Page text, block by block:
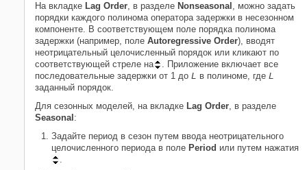
На вкладке Lag Order, в разделе Nonseasonal , можно задать
порядки каждого полинома оператора задержки в несезонном
компоненте. В соответствующем поле порядка полинома
задержки (например, поле Autoregressive Order), вводят
неотрицательный целочисленный порядок или кликают по
соответствующей стреле на
. Приложение включает все
последовательные задержки от 1 до L в полиноме, где L
заданный порядок.
Для сезонных моделей, на вкладке Lag Order, в разделе
Seasonal :
Задайте период в сезон путем ввода неотрицательного
целочисленного периода в поле Period или путем нажатия
.